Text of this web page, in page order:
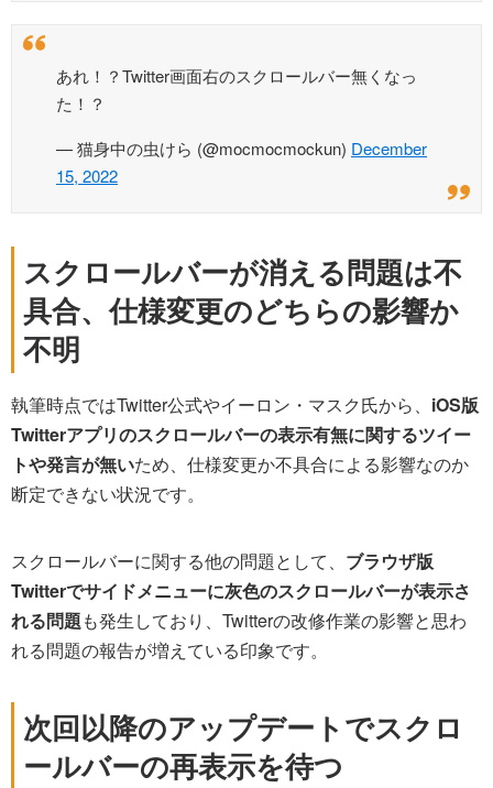
あれ！？Twitter画面右のスクロールバー無くなっ
た！？
— 猫身中の虫けら (@mocmocmockun) December
15, 2022
スクロールバーが消える問題は不
具合、仕様変更のどちらの影響か
不明
執筆時点ではTwitter公式やイーロン・マスク氏から、 iOS版
Twitterアプリのスクロールバーの表示有無に関するツイー
トや発言が無いため、仕様変更か不具合による影響なのか
断定できない状況です。
スクロールバーに関する他の問題として、 ブラウザ版
Twitterでサイドメニューに灰色のスクロールバーが表示さ
れる問題も発生しており、Twitterの改修作業の影響と思わ
れる問題の報告が増えている印象です。
次回以降のアップデートでスクロ
ールバーの再表示を待つ